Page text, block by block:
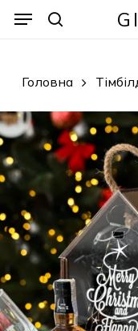
Menu
Головна
Menu